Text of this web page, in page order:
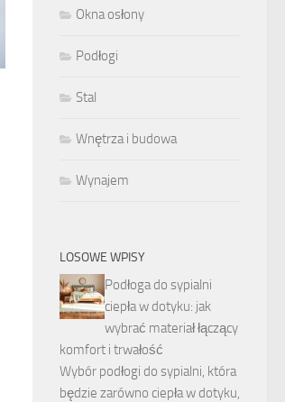
Okna osłony
Podłogi
Stal
Wnętrza i budowa
Wynajem
LOSOWE WPISY
Podłoga do sypialni
ciepła w dotyku: jak
wybrać materiał łączący
komfort i trwałość
Wybór podłogi do sypialni, która
będzie zarówno ciepła w dotyku,